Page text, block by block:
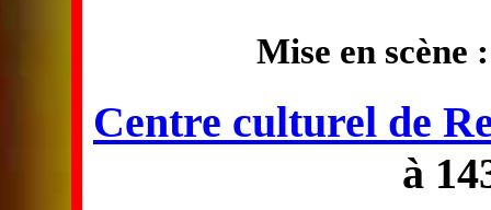
Mise en scène
Centre culturel de
à